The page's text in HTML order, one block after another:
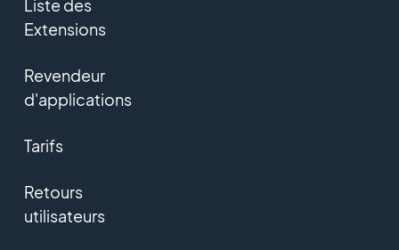
Liste des
Extensions
Revendeur
d'applications
Tarifs
Retours
utilisateurs